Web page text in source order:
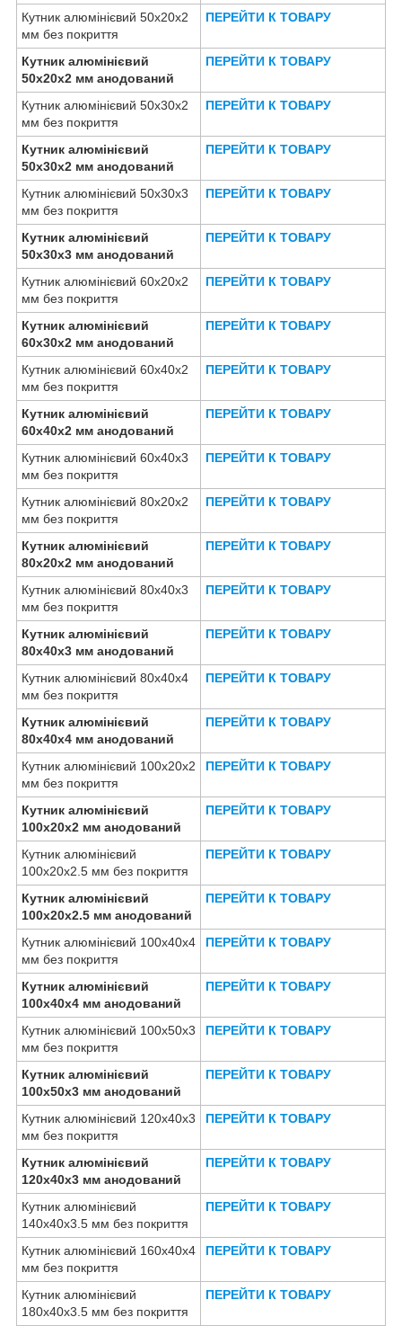
Кутник алюмінієвий 50х20х2
мм без покриття
ПЕРЕЙТИ К ТОВАРУ
Кутник алюмінієвий
50х20х2 мм анодований
ПЕРЕЙТИ К ТОВАРУ
Кутник алюмінієвий 50х30х2
мм без покриття
ПЕРЕЙТИ К ТОВАРУ
Кутник алюмінієвий
50х30х2 мм анодований
ПЕРЕЙТИ К ТОВАРУ
Кутник алюмінієвий 50х30х3
мм без покриття
ПЕРЕЙТИ К ТОВАРУ
Кутник алюмінієвий
50х30х3 мм анодований
ПЕРЕЙТИ К ТОВАРУ
Кутник алюмінієвий 60х20х2
мм без покриття
ПЕРЕЙТИ К ТОВАРУ
Кутник алюмінієвий
60х30х2 мм анодований
ПЕРЕЙТИ К ТОВАРУ
Кутник алюмінієвий 60х40х2
мм без покриття
ПЕРЕЙТИ К ТОВАРУ
Кутник алюмінієвий
60х40х2 мм анодований
ПЕРЕЙТИ К ТОВАРУ
Кутник алюмінієвий 60х40х3
мм без покриття
ПЕРЕЙТИ К ТОВАРУ
Кутник алюмінієвий 80х20х2
мм без покриття
ПЕРЕЙТИ К ТОВАРУ
Кутник алюмінієвий
80х20х2 мм анодований
ПЕРЕЙТИ К ТОВАРУ
Кутник алюмінієвий 80х40х3
мм без покриття
ПЕРЕЙТИ К ТОВАРУ
Кутник алюмінієвий
80х40х3 мм анодований
ПЕРЕЙТИ К ТОВАРУ
Кутник алюмінієвий 80х40х4
мм без покриття
ПЕРЕЙТИ К ТОВАРУ
Кутник алюмінієвий
80х40х4 мм анодований
ПЕРЕЙТИ К ТОВАРУ
Кутник алюмінієвий 100х20х2
мм без покриття
ПЕРЕЙТИ К ТОВАРУ
Кутник алюмінієвий
100х20х2 мм анодований
ПЕРЕЙТИ К ТОВАРУ
Кутник алюмінієвий
100х20х2.5 мм без покриття
ПЕРЕЙТИ К ТОВАРУ
Кутник алюмінієвий
100х20х2.5 мм анодований
ПЕРЕЙТИ К ТОВАРУ
Кутник алюмінієвий 100х40х4
мм без покриття
ПЕРЕЙТИ К ТОВАРУ
Кутник алюмінієвий
100х40х4 мм анодований
ПЕРЕЙТИ К ТОВАРУ
Кутник алюмінієвий 100х50х3
мм без покриття
ПЕРЕЙТИ К ТОВАРУ
Кутник алюмінієвий
100х50х3 мм анодований
ПЕРЕЙТИ К ТОВАРУ
Кутник алюмінієвий 120х40х3
мм без покриття
ПЕРЕЙТИ К ТОВАРУ
Кутник алюмінієвий
120х40х3 мм анодований
ПЕРЕЙТИ К ТОВАРУ
Кутник алюмінієвий
140х40х3.5 мм без покриття
ПЕРЕЙТИ К ТОВАРУ
Кутник алюмінієвий 160х40х4
мм без покриття
ПЕРЕЙТИ К ТОВАРУ
Кутник алюмінієвий
180х40х3.5 мм без покриття
ПЕРЕЙТИ К ТОВАРУ